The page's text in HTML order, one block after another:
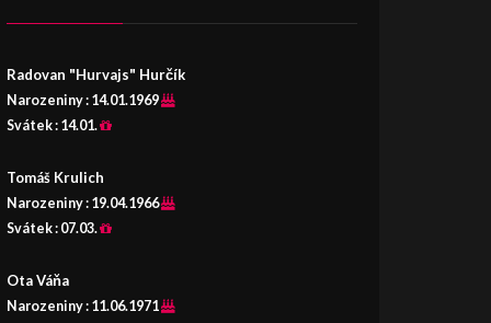
Radovan "Hurvajs" Hurčík
Narozeniny : 14.01.1969
Svátek : 14.01.
Tomáš Krulich
Narozeniny : 19.04.1966
Svátek : 07.03.
Ota Váňa
Narozeniny : 11.06.1971